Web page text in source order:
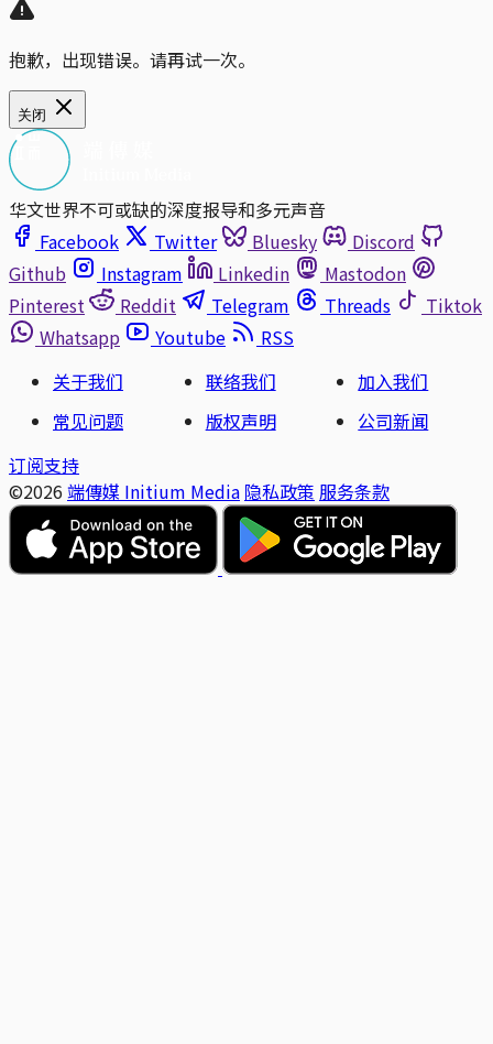
抱歉，出现错误。请再试一次。
关闭
华文世界不可或缺的深度报导和多元声音
Facebook
Twitter Bluesky
Discord
Github
Instagram Linkedin
Mastodon
Pinterest
Reddit Telegram Threads
Tiktok
Whatsapp
Youtube
RSS
关于我们
联络我们
加入我们
常见问题
版权声明
公司新闻
订阅支持
©2026 端傳媒 Initium Media 隐私政策 服务条款